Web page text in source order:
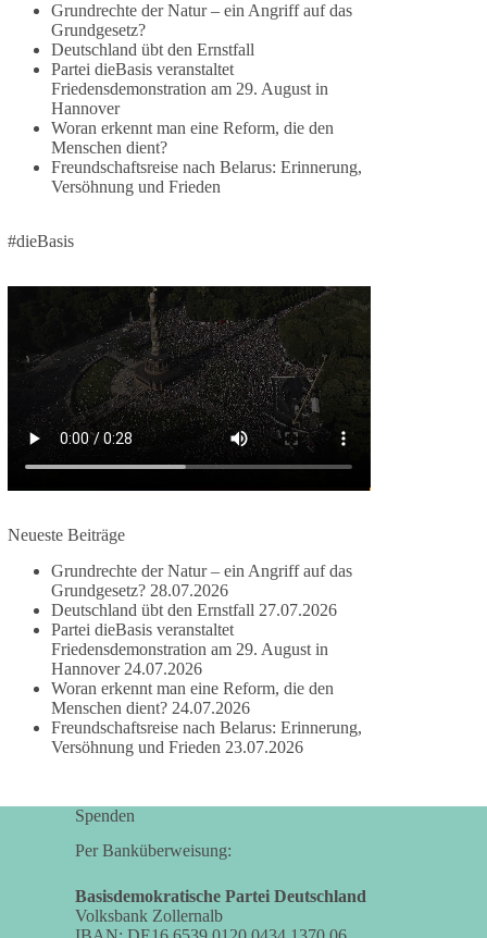
Die Landtagswahl 2026 in Sachsen-Anhalt findet
am 6. September statt. Die Inhalte stehen – jetzt
müssen sie gesehen, geteilt und diskutiert werden.
Folge unseren Kanälen:
Facebook:
https://www.facebook.com/groups/diebasissachse
nanhalt/
Instragram:
halt/
https://www.tiktok.com/@diebasis_sachsenanhalt
https://x.com/DieBasisLSA
https://www.youtube.com/dieBasisSachsenAnhalt
🟩🟩🟦🟦🟥🟥🟧🟧
Like, teile und kommentiere unsere Beiträge,
damit noch mehr Menschen mitbekommen, wofür
wir stehen und warum es sich lohnt, dieBasis zu
Mehr Infos:https://diebasis-st.de/wahlprogramm/
#dieBasis #Landtagswahl #SachsenAnhalt
#DeineStimmezählt #jetztunterstützen
58 6 14 Auf Facebook ansehen
DieBasis
2 Tage(n) zuvor
🔎 Über 100-mal keine Antwort.
Anthony Fauci, Immunologe und Berater des
Anhörung des US-Senats auf mehr als 100
Fragen die Aussage verweigert. Die juristische
Grundrechte der Natur – ein Angriff auf das
Grundgesetz?
Deutschland übt den Ernstfall
Partei dieBasis veranstaltet
Friedensdemonstration am 29. August in
Hannover
Woran erkennt man eine Reform, die den
Menschen dient?
Freundschaftsreise nach Belarus: Erinnerung,
Versöhnung und Frieden
#dieBasis
Neueste Beiträge
Grundrechte der Natur – ein Angriff auf das
Grundgesetz? 28.07.2026
Deutschland übt den Ernstfall 27.07.2026
Partei dieBasis veranstaltet
Friedensdemonstration am 29. August in
Hannover 24.07.2026
Woran erkennt man eine Reform, die den
Menschen dient? 24.07.2026
Freundschaftsreise nach Belarus: Erinnerung,
Versöhnung und Frieden 23.07.2026
Spenden
Per Banküberweisung:
Basisdemokratische Partei Deutschland
Volksbank Zollernalb